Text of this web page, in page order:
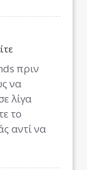
πριν
να
λίγα
το
αντί να